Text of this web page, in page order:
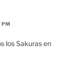
los Sakuras en